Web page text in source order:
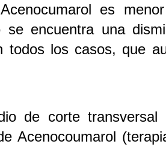
es
se encuentra una
todos los casos, que
de corte
Acenocoumarol